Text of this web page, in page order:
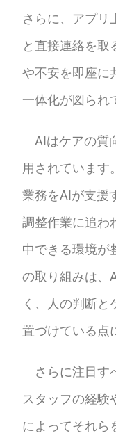
さらに、アプリ
と直接連絡を取
や不安を即座に
一体化が図られ
AIはケアの質
用されています
業務をAIが支援
調整作業に追わ
中できる環境が
の取り組みは、
く、人の判断と
置づけている点
さらに注目す
スタッフの経験
によってそれら